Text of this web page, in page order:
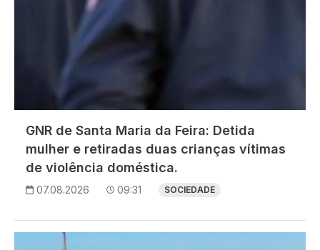
GNR de Santa Maria da Feira: Detida
mulher e retiradas duas crianças vítimas
de violência doméstica.
07.08.2026 09:31 SOCIEDADE